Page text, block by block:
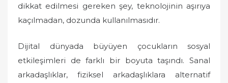
dikkat edilmesi gereken şey, teknolojinin aşırıya
kaçılmadan, dozunda kullanılmasıdır.
Dijital dünyada büyüyen çocukların sosyal
etkileşimleri de farklı bir boyuta taşındı. Sanal
arkadaşlıklar, fiziksel arkadaşlıklara alternatif